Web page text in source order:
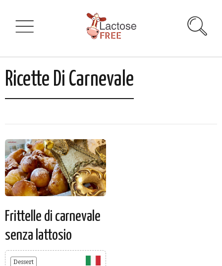
Ricette Di Carnevale
Frittelle di carnevale
senza lattosio
Dessert